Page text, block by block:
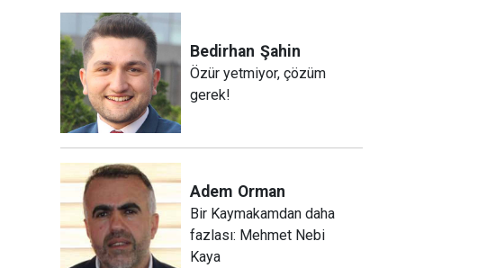
Bedirhan Şahin
Özür yetmiyor, çözüm
gerek!
Adem Orman
Bir Kaymakamdan daha
fazlası: Mehmet Nebi
Kaya